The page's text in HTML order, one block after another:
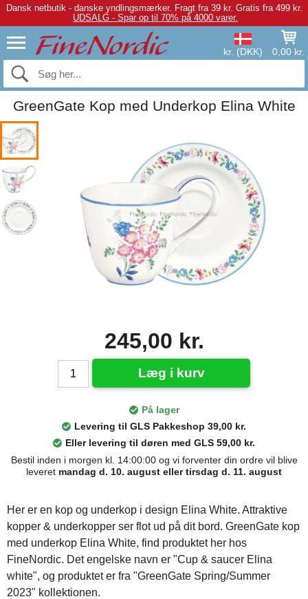
Dansk netbutik - danske yndlingsmærker. Fragt fra 39 kr. Gratis fra 499 kr.
UDSALG - Spar op til 70% på 4000 varer.
kr. (DKK) 0,00 kr.
GreenGate Kop med Underkop Elina White
245,00 kr.
Læg i kurv
På lager
Levering til GLS Pakkeshop 39,00 kr.
Eller levering til døren med GLS 59,00 kr.
Bestil inden i morgen kl. 14:00:00 og vi forventer din ordre vil blive
leveret mandag d. 10. august eller tirsdag d. 11. august
Her er en kop og underkop i design Elina White. Attraktive
kopper & underkopper ser flot ud på dit bord. GreenGate kop
med underkop Elina White, find produktet her hos
FineNordic. Det engelske navn er "Cup & saucer Elina
white", og produktet er fra "GreenGate Spring/Summer
2023" kollektionen.